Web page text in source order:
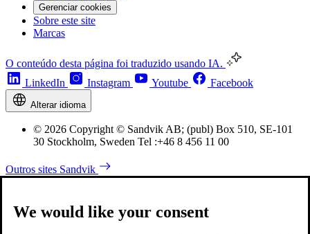
Gerenciar cookies
Sobre este site
Marcas
O conteúdo desta página foi traduzido usando IA.
LinkedIn
Instagram Youtube Facebook
Alterar idioma
© 2026 Copyright © Sandvik AB; (publ) Box 510, SE-101
30 Stockholm, Sweden Tel :+46 8 456 11 00
Outros sites Sandvik
We would like your consent